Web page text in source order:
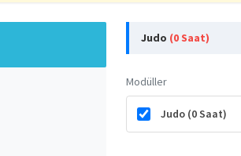
Judo (0 Saat)
Modüller
Judo (0 Saat)